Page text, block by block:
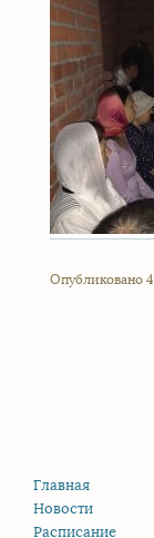
Опубликовано 4
Главная
Новости
Расписание